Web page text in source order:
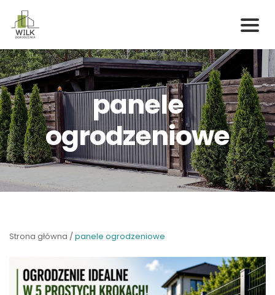
content
panele
ogrodzeniowe
Strona główna /panele ogrodzeniowe